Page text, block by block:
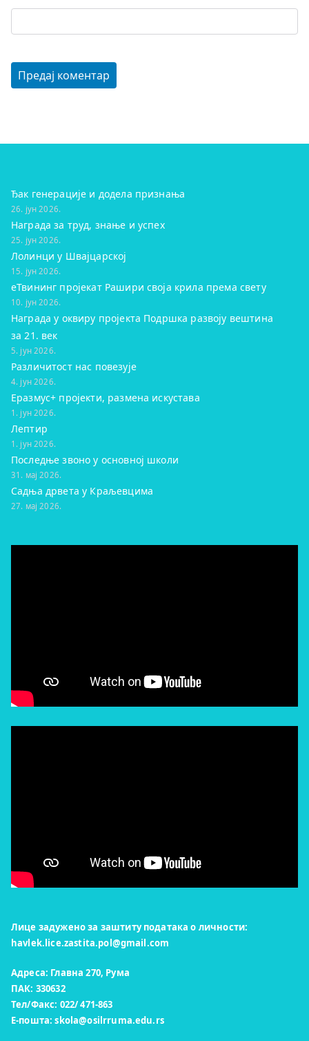
Ђак генерације и додела признања
26. јун 2026.
Награда за труд, знање и успех
25. јун 2026.
Лолинци у Швајцарској
15. јун 2026.
eТвининг пројекат Рашири своја крила према свету
10. јун 2026.
Награда у оквиру пројекта Подршка развоју вештина
за 21. век
5. јун 2026.
Различитост нас повезује
4. јун 2026.
Еразмус+ пројекти, размена искустава
1. јун 2026.
Лептир
1. јун 2026.
Последње звоно у основној школи
31. мај 2026.
Садња дрвета у Краљевцима
27. мај 2026.
Лице задужено за заштиту података о личности:
havlek.lice.zastita.pol@gmail.com
Адреса: Главна 270, Рума
ПАК: 330632
Тел/Факс: 022/ 471-863
Е-пошта:skola@osilrruma.edu.rs